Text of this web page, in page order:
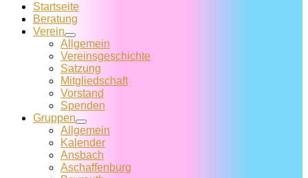
Startseite
Beratung
Verein
Allgemein
Vereins­geschichte
Satzung
Mitglied­schaft
Vorstand
Spenden
Gruppen
Allgemein
Kalender
Ansbach
Aschaffenburg